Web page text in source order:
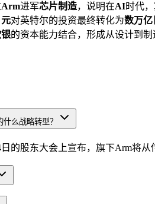
Arm进军芯片制造，说明在AI时代
对英特尔的投资最终转化为数万亿
的资本能力结合，形成从设计到
么战略转型？
的股东大会上宣布，旗下Arm将